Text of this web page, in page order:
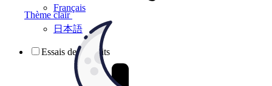
Thème clair
Français
日本語
Essais de produits